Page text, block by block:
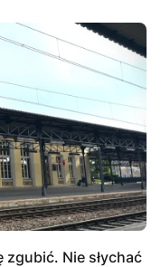
zgubić. Nie słychać